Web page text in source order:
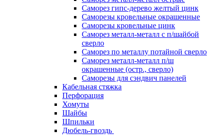
Саморез гипс-дерево желтый цинк
Саморезы кровельные окрашенные
Саморезы кровельные цинк
Саморез металл-металл с п/шайбой
сверло
Саморез по металлу потайной сверло
Саморез металл-металл п/ш
окрашенные (остр., сверло)
Саморезы для сэндвич панелей
Кабельная стяжка
Перфорация
Хомуты
Шайбы
Шпильки
Дюбель-гвоздь